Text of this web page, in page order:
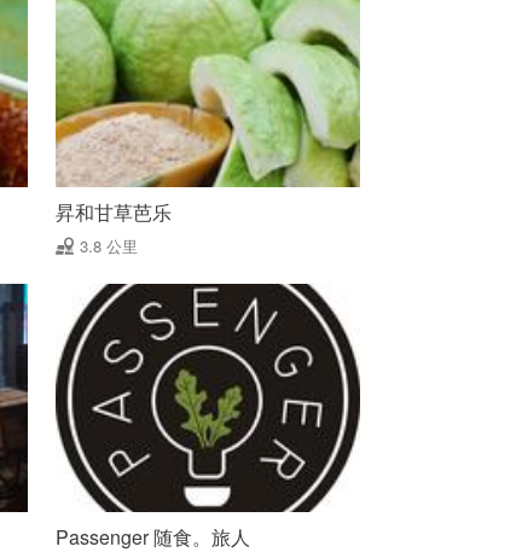
昇和甘草芭乐
3.8 公里
Passenger 随食。旅人